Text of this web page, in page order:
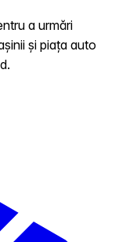
a urmări
și piața auto